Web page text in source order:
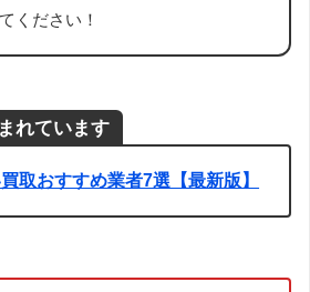
ください！
れています
取おすすめ業者7選【最新版】